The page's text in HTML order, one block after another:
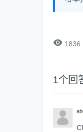
 1836
1个回